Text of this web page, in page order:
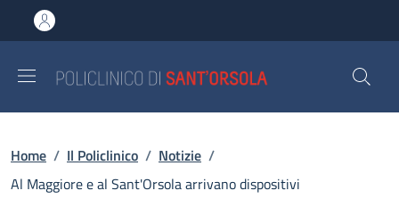
al contenuto principale
to footer content
Briciole di pane
Home / Il Policlinico / Notizie /
Al Maggiore e al Sant'Orsola arrivano dispositivi